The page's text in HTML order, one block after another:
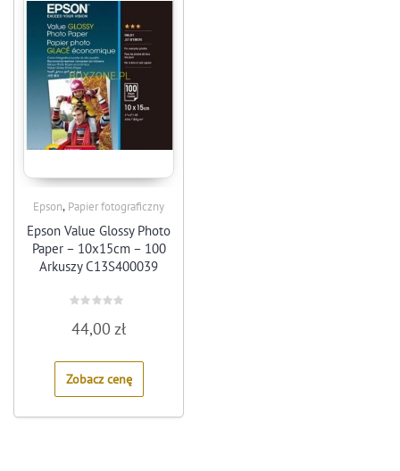
Epson, Papier fotograficzny
Epson Value Glossy Photo
Paper – 10x15cm – 100
Arkuszy C13S400039
0
5
44,00zł
Zobacz cenę